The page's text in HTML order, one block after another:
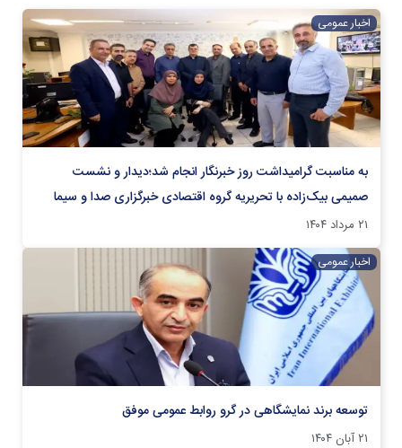
اخبار عمومی
به مناسبت گرامیداشت روز خبرنگار انجام شد؛دیدار و نشست
صمیمی بیک‌زاده با تحریریه گروه اقتصادی خبرگزاری صدا و سیما
۲۱ مرداد ۱۴۰۴
اخبار عمومی
توسعه برند نمایشگاهی در گرو روابط عمومی موفق
۲۱ آبان ۱۴۰۴